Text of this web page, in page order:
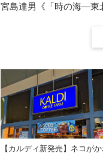
宮島達男《「時の海—東